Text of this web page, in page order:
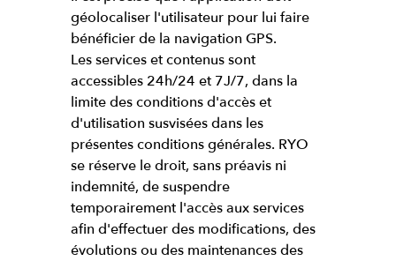
géolocaliser l'utilisateur pour lui faire
bénéficier de la navigation GPS.
Les services et contenus sont
accessibles 24h/24 et 7J/7, dans la
limite des conditions d'accès et
d'utilisation susvisées dans les
présentes conditions générales. RYO
se réserve le droit, sans préavis ni
indemnité, de suspendre
temporairement l'accès aux services
afin d'effectuer des modifications, des
évolutions ou des maintenances des